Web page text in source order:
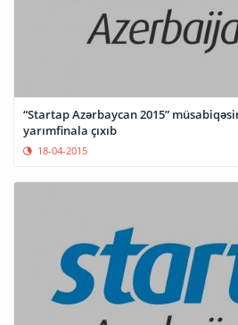
“Startap Azərbaycan 2015”
yarımfinala çıxıb
18-04-2015